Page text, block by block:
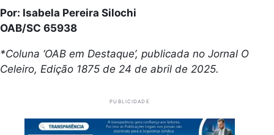
Por: Isabela Pereira Silochi
OAB/SC 65938
*Coluna ‘OAB em Destaque’, publicada no Jornal O
Celeiro, Edição 1875 de 24 de abril de 2025.
PUBLICIDADE